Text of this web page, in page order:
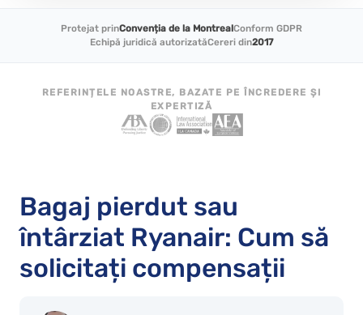
Protejat prinConvenția de la MontrealConform GDPR
Echipă juridică autorizatăCereri din2017
REFERINȚELE NOASTRE, BAZATE PE ÎNCREDERE ȘI
EXPERTIZĂ
Bagaj pierdut sau
întârziat Ryanair: Cum să
solicitați compensații